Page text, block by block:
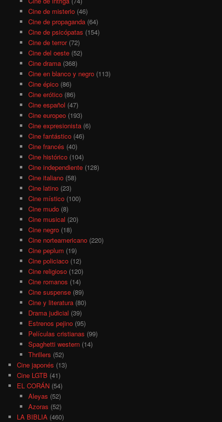
Cine de misterio(46)
Cine de propaganda(64)
Cine de psicópatas (154)
Cine de terror(72)
Cine del oeste(52)
Cine drama(368)
Cine en blanco y negro(113)
Cine épico(86)
Cine erótico(86)
Cine español (47)
Cine europeo(193)
Cine expresionista(6)
Cine fantástico(46)
Cine francés (40)
Cine histórico(104)
Cine independiente(128)
Cine italiano(58)
Cine latino(23)
Cine místico(100)
Cine mudo(8)
Cine musical (20)
Cine negro(18)
Cine norteamericano(220)
Cine peplum (19)
Cine policiaco(12)
Cine religioso(120)
Cine romanos (14)
Cine suspense(89)
Cine y literatura(80)
Drama judicial (39)
Estrenos pejino(95)
Películas cristianas (99)
Spaghetti western(14)
Thrillers (52)
Cine japonés (13)
Cine LGTB (41)
EL CORÁN (54)
Aleyas (52)
Azoras (52)
LA BIBLIA (460)